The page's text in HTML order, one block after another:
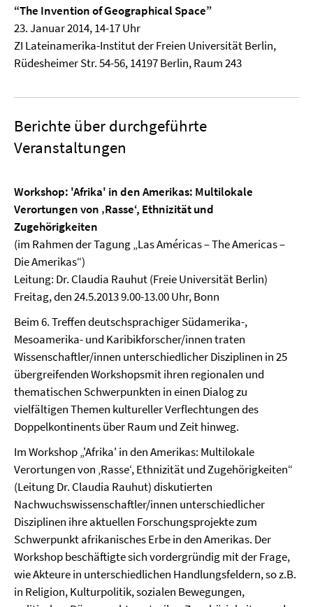
“The Invention of Geographical Space”
23. Januar 2014, 14-17 Uhr
ZI Lateinamerika-Institut der Freien Universität Berlin,
Rüdesheimer Str. 54-56, 14197 Berlin, Raum 243
Berichte über durchgeführte
Veranstaltungen
Workshop: 'Afrika' in den Amerikas: Multilokale
Verortungen von ‚Rasse‘, Ethnizität und
Zugehörigkeiten
(im Rahmen der Tagung „Las Américas – The Americas –
Die Amerikas“)
Leitung: Dr. Claudia Rauhut (Freie Universität Berlin)
Freitag, den 24.5.2013 9.00-13.00 Uhr, Bonn
Beim 6. Treffen deutschsprachiger Südamerika-,
Mesoamerika- und Karibikforscher/innen traten
Wissenschaftler/innen unterschiedlicher Disziplinen in 25
übergreifenden Workshopsmit ihren regionalen und
thematischen Schwerpunkten in einen Dialog zu
vielfältigen Themen kultureller Verflechtungen des
Doppelkontinents über Raum und Zeit hinweg.
Im Workshop „'Afrika' in den Amerikas: Multilokale
Verortungen von ‚Rasse‘, Ethnizität und Zugehörigkeiten“
(Leitung Dr. Claudia Rauhut) diskutierten
Nachwuchswissenschaftler/innen unterschiedlicher
Disziplinen ihre aktuellen Forschungsprojekte zum
Schwerpunkt afrikanisches Erbe in den Amerikas. Der
Workshop beschäftigte sich vordergründig mit der Frage,
wie Akteure in unterschiedlichen Handlungsfeldern, so z.B.
in Religion, Kulturpolitik, sozialen Bewegungen,